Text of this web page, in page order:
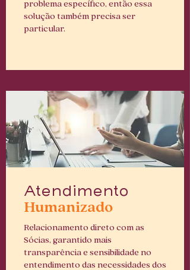
problema específico, então essa
solução também precisa ser
particular.
Atendimento
Humanizado
Relacionamento direto com as
Sócias, garantido mais
transparência e sensibilidade no
entendimento das necessidades dos